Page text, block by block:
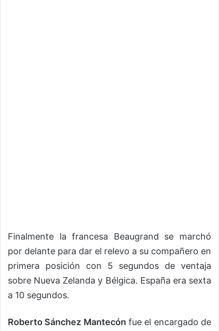
Finalmente la francesa Beaugrand se marchó
por delante para dar el relevo a su compañero en
primera posición con 5 segundos de ventaja
sobre Nueva Zelanda y Bélgica. España era sexta
a 10 segundos.
Roberto Sánchez Mantecón fue el encargado de